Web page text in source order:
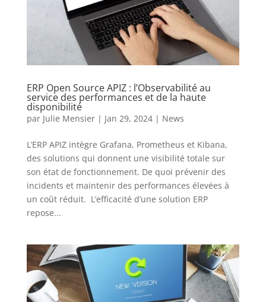
ERP Open Source APIZ : l’Observabilité au
service des performances et de la haute
disponibilité
par Julie Mensier| Jan 29, 2024| News
L’ERP APIZ intègre Grafana, Prometheus et Kibana,
des solutions qui donnent une visibilité totale sur
son état de fonctionnement. De quoi prévenir des
incidents et maintenir des performances élevées à
un coût réduit. L’efficacité d’une solution ERP
repose...